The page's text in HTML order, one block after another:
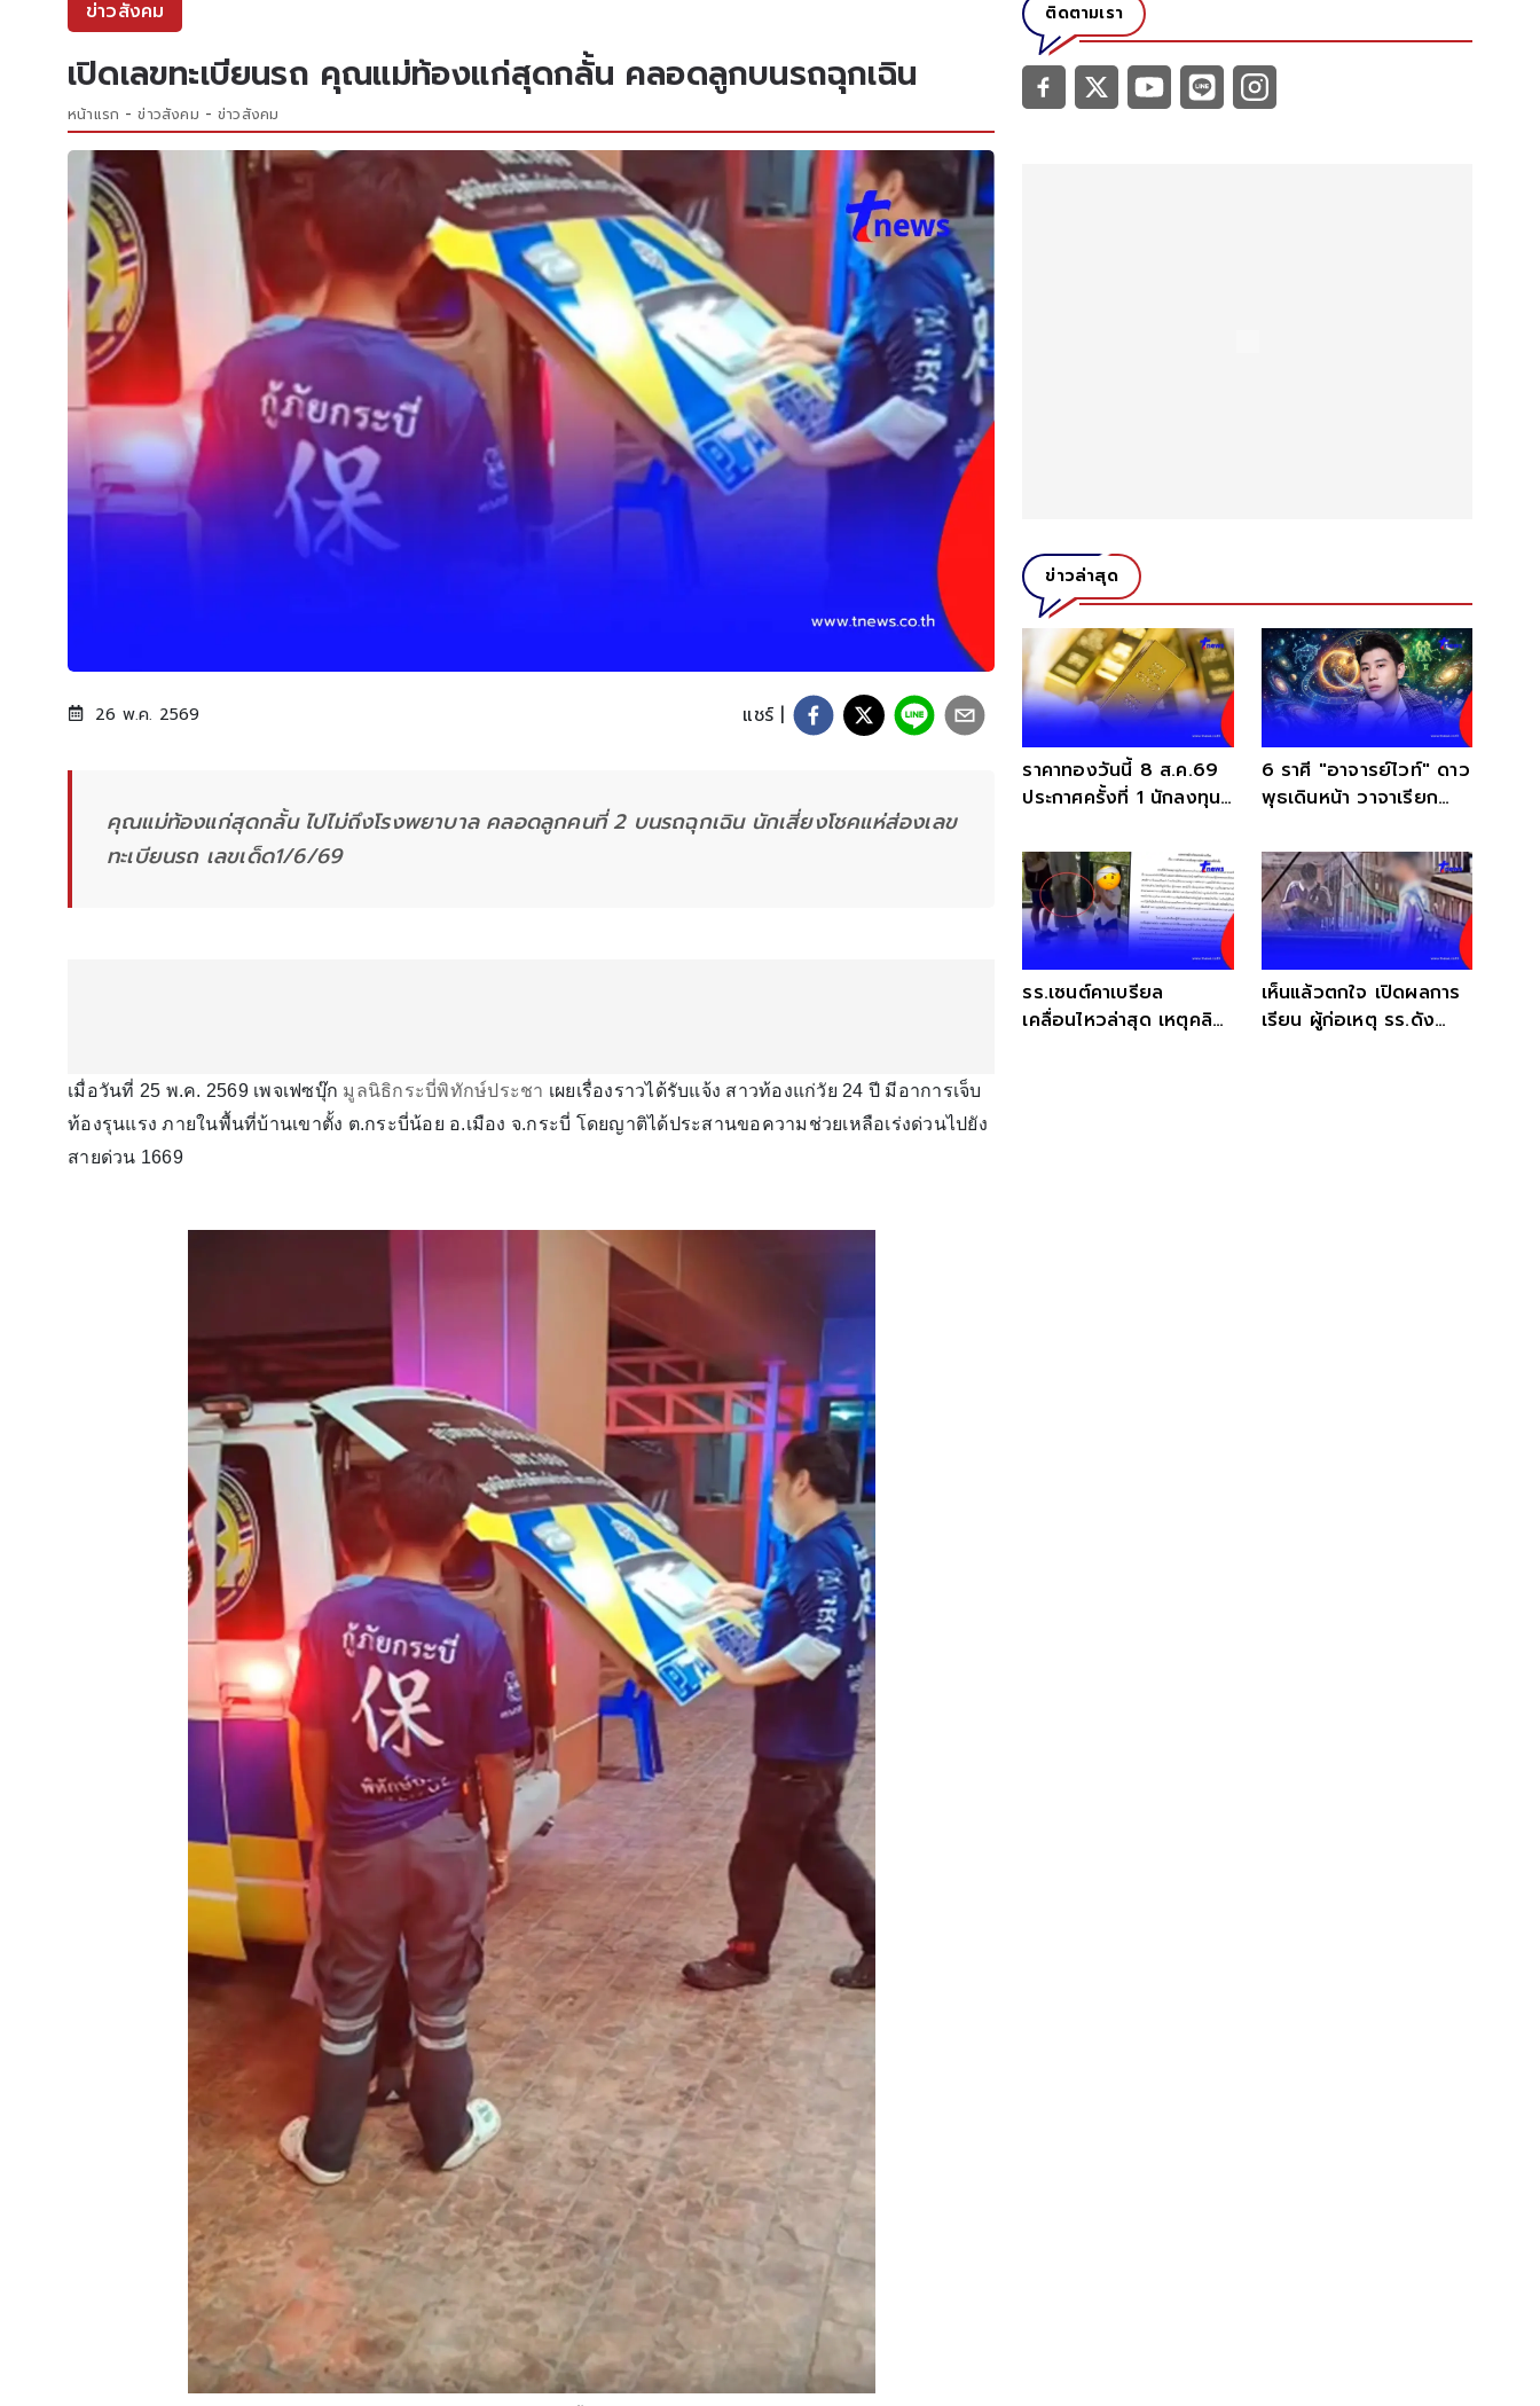
ข่าวสังคม
เปิดเลขทะเบียนรถ คุณแม่ท้องแก่สุดกลั้น คลอดลูกบนรถฉุกเฉิน
หน้าแรก ข่าวสังคม ข่าวสังคม
26 พ.ค. 2569 แชร์ |
คุณแม่ท้องแก่สุดกลั้น ไปไม่ถึงโรงพยาบาล คลอดลูกคนที่ 2 บนรถฉุกเฉิน นักเสี่ยงโชคแห่ส่องเลข
ทะเบียนรถ เลขเด็ด1/6/69
เมื่อวันที่ 25 พ.ค. 2569 เพจเฟซบุ๊ก มูลนิธิกระบี่พิทักษ์ประชา เผยเรื่องราวได้รับแจ้ง สาวท้องแก่วัย 24 ปี มีอาการเจ็บ
ท้องรุนแรง ภายในพื้นที่บ้านเขาตั้ง ต.กระบี่น้อย อ.เมือง จ.กระบี่ โดยญาติได้ประสานขอความช่วยเหลือเร่งด่วนไปยัง
สายด่วน 1669
ติดตามเรา
ข่าวล่าสุด
ราคาทองวันนี้ 8 ส.ค.69
ประกาศครั้งที่ 1 นักลงทุน
6 ราศี "อาจารย์ไวท์" ดาว
พุธเดินหน้า วาจาเรียก
รร.เซนต์คาเบรียล
เคลื่อนไหวล่าสุด เหตุคลิป
เห็นแล้วตกใจ เปิดผลการ
เรียน ผู้ก่อเหตุ รร.ดัง